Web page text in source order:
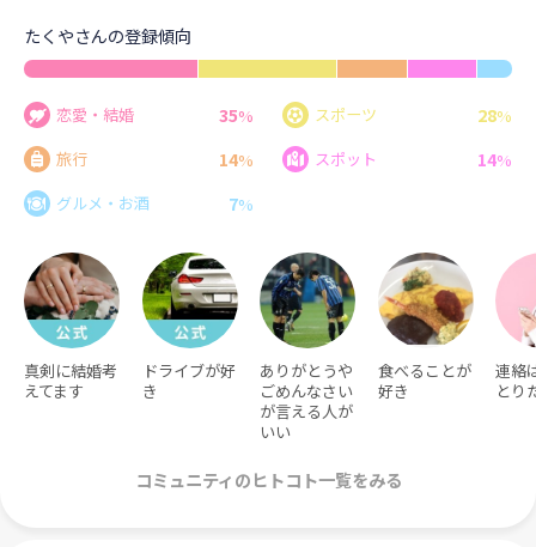
たくやさんの登録傾向
恋愛・結婚 35% スポーツ 28%
旅行
14% スポット 14%
グルメ・お酒
7%
真剣に結婚考
えてます
ドライブが好
き
ありがとうや
ごめんなさい
が言える人が
いい
食べることが
好き
連絡
とり
コミュニティのヒトコト一覧をみる